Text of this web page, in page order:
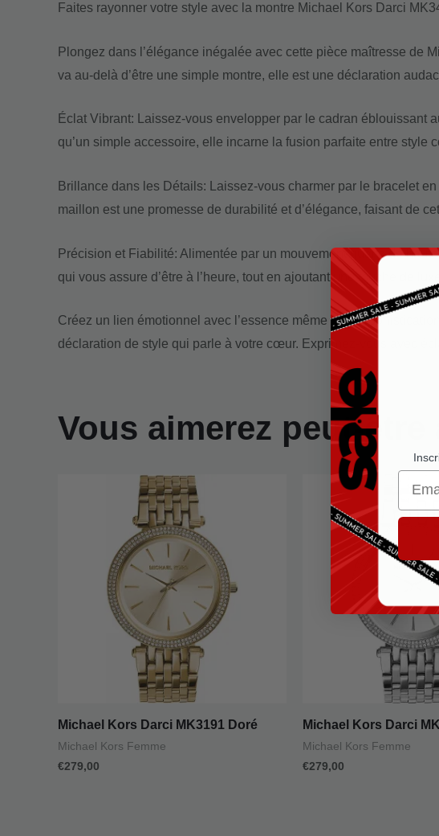
Faites rayonner votre style avec la montre Michael Kors Darci
Plongez dans l’élégance inégalée avec cette pièce maîtresse de
va au-delà d’être une simple montre, elle est une déclaration
Éclat Vibrant: Laissez-vous envelopper par le cadran éblouissant
qu’un simple accessoire, elle incarne la fusion parfaite entre style
Brillance dans les Détails: Laissez-vous charmer par le bracelet
maillon est une promesse de durabilité et d’élégance, faisant de
Précision et Fiabilité: Alimentée par un mouvement quartz de
qui vous assure d’être à l’heure, tout en ajoutant une touche de
Créez un lien émotionnel avec l’essence même de la
déclaration de style qui parle à votre cœur. Exprimez-vous avec
Vous aimerez peut-
Michael Kors Darci MK3191 Doré
Michael Kors Femme
€279,00
Michael Kors Darci
Michael Kors Femme
€279,00
Email